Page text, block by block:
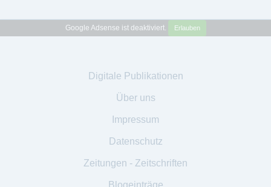
Google Adsense ist deaktiviert. Erlauben
Digitale Publikationen
Über uns
Impressum
Datenschutz
Zeitungen - Zeitschriften
Blogeinträge